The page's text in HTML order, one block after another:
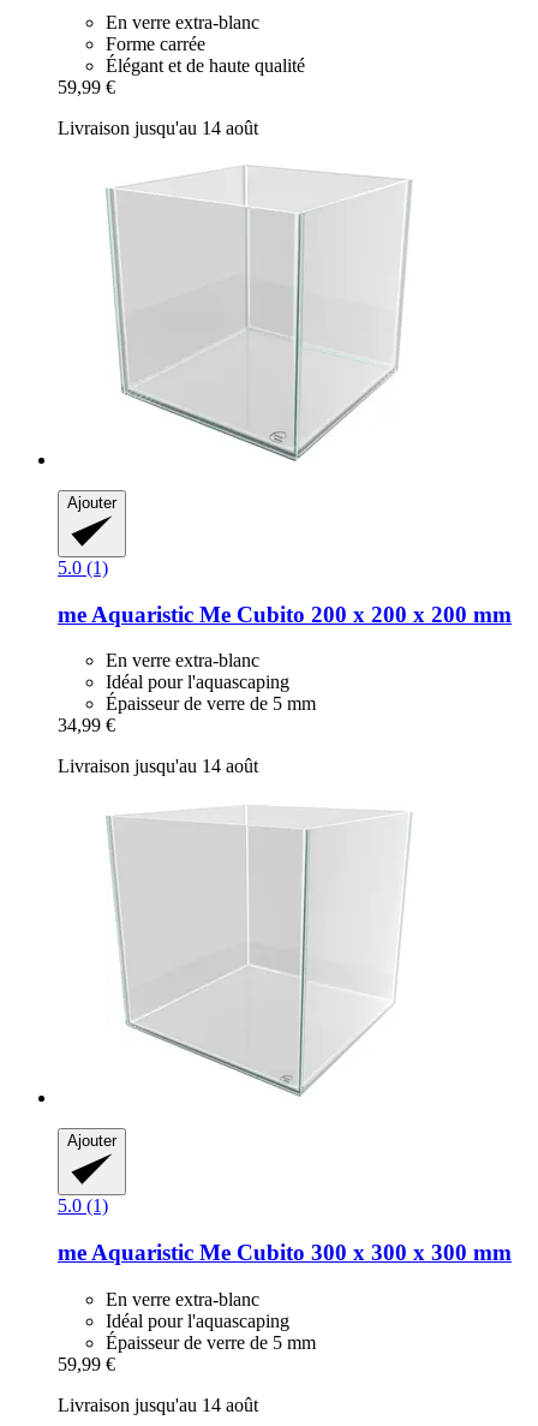
En verre extra-blanc
Forme carrée
Élégant et de haute qualité
59,99 €
Livraison jusqu'au 14 août
Ajouter
5.0 (1)
me Aquaristic Me Cubito 200 x 200 x 200 mm
En verre extra-blanc
Idéal pour l'aquascaping
Épaisseur de verre de 5 mm
34,99 €
Livraison jusqu'au 14 août
Ajouter
5.0 (1)
me Aquaristic Me Cubito 300 x 300 x 300 mm
En verre extra-blanc
Idéal pour l'aquascaping
Épaisseur de verre de 5 mm
59,99 €
Livraison jusqu'au 14 août